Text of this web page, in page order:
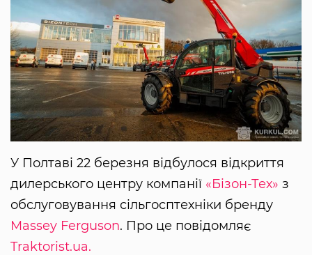
У Полтаві 22 березня відбулося відкриття
дилерського центру компанії «Бізон-Тех» з
обслуговування сільгосптехніки бренду
Massey Ferguson. Про це повідомляє
Traktorist.ua.